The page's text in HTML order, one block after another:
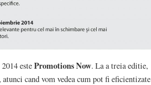
estePromotions Now. La a treia editie,
cand vom vedea cum pot fi eficientizate